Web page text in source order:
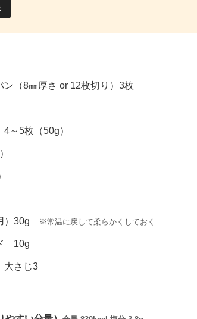
ン（8㎜厚さ or 12枚切り）3枚
～5枚（50g）
）30g ※常温に戻して柔らかくしておく
10g
さじ3